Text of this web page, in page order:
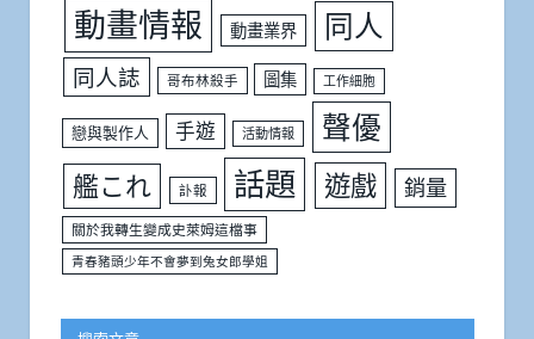
動畫情報 動畫業界 同人
同人誌 哥布林殺手 圖集 工作細胞
戀與製作人 手遊 活動情報 聲優
艦これ 訃報 話題 遊戲 銷量
關於我轉生變成史萊姆這檔事
青春豬頭少年不會夢到兔女郎學姐